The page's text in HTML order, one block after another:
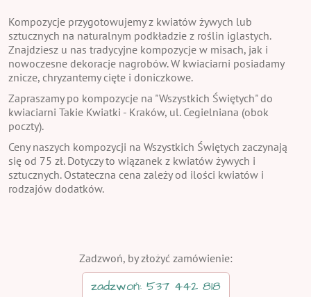
Kompozycje przygotowujemy z kwiatów żywych lub
sztucznych na naturalnym podkładzie z roślin iglastych.
Znajdziesz u nas tradycyjne kompozycje w misach, jak i
nowoczesne dekoracje nagrobów. W kwiaciarni posiadamy
znicze, chryzantemy cięte i doniczkowe.
Zapraszamy po kompozycje na "Wszystkich Świętych" do
kwiaciarni Takie Kwiatki - Kraków, ul. Cegielniana (obok
poczty).
Ceny naszych kompozycji na Wszystkich Świętych zaczynają
się od 75 zł. Dotyczy to wiązanek z kwiatów żywych i
sztucznych. Ostateczna cena zależy od ilości kwiatów i
rodzajów dodatków.
Zadzwoń, by złożyć zamówienie:
zadzwoń: 537 442 818